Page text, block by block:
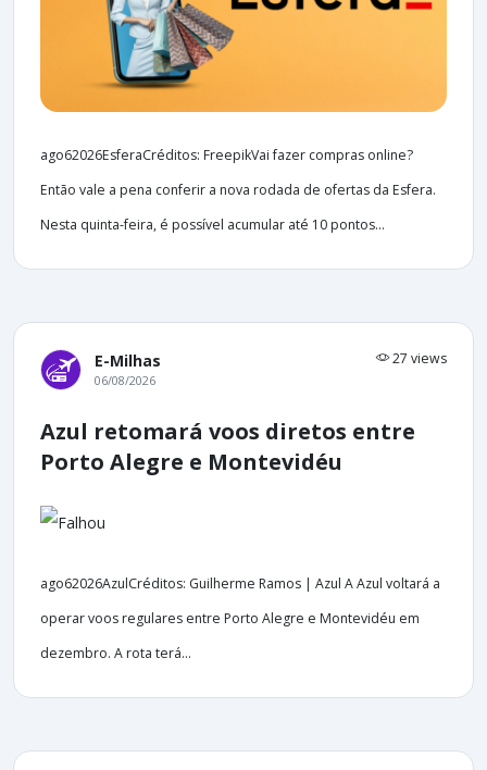
ago62026EsferaCréditos: FreepikVai fazer compras online?
Então vale a pena conferir a nova rodada de ofertas da Esfera.
Nesta quinta-feira, é possível acumular até 10 pontos...
E-Milhas 27 views
06/08/2026
Azul retomará voos diretos entre
Porto Alegre e Montevidéu
ago62026AzulCréditos: Guilherme Ramos | Azul A Azul voltará a
operar voos regulares entre Porto Alegre e Montevidéu em
dezembro. A rota terá...